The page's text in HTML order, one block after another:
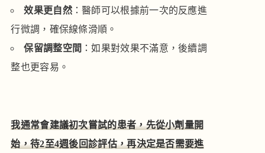
效果更自然：醫師可以根據前一次的反應進
行微調，確保線條滑順。
保留調整空間 ：如果對效果不滿意，後續調
整也更容易。
我通常會建議初次嘗試的患者，先從小劑量開
始，待2至4週後回診評估，再決定是否需要進